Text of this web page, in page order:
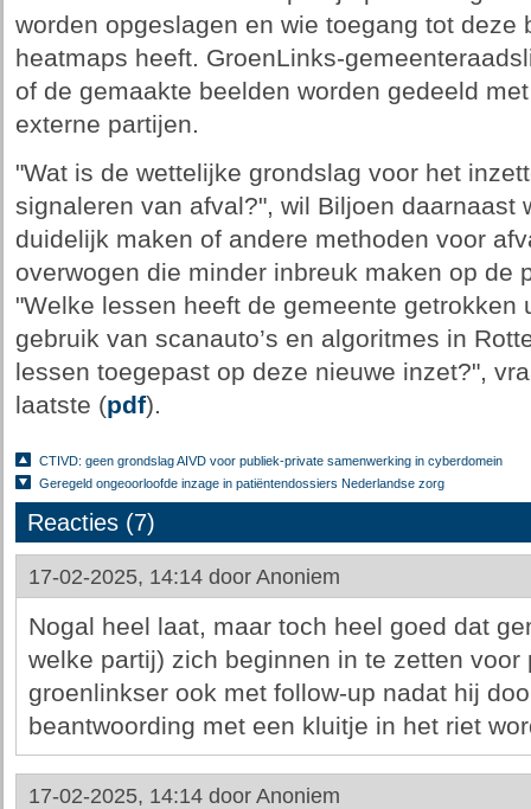
worden opgeslagen en wie toegang tot deze
heatmaps heeft. GroenLinks-
of de gemaakte beelden worden gedeeld
externe partijen.
"Wat is de wettelijke grondslag voor het
signaleren van afval?", wil Biljoen daarnaast
duidelijk maken of andere methoden voor
overwogen die minder inbreuk maken op de
"Welke lessen heeft de gemeente getrokken
gebruik van scanauto’s en algoritmes in
lessen toegepast op deze nieuwe inzet?",
laatste (pdf).
CTIVD: geen grondslag AIVD voor publiek-private samenwerking in cyberdomein
Geregeld ongeoorloofde inzage in patiëntendossiers Nederlandse zorg
Reacties (7)
17-02-2025, 14:14 door Anoniem
Nogal heel laat, maar toch heel goed dat
welke partij) zich beginnen in te zetten
groenlinkser ook met follow-up nadat hij
beantwoording met een kluitje in het riet
17-02-2025, 14:14 door Anoniem